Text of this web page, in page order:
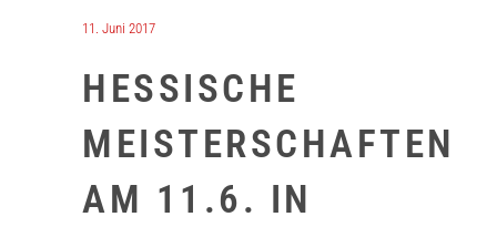
11. Juni 2017
HESSISCHE
MEISTERSCHAFTEN
AM 11.6. IN